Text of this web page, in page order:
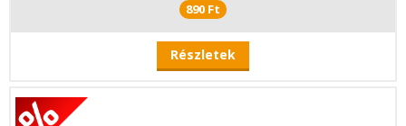
890 Ft
Részletek